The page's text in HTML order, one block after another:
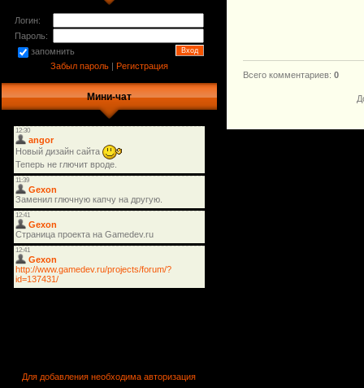
Логин:
Пароль:
запомнить
Забыл пароль | Регистрация
Мини-чат
Для добавления необходима авторизация
Всего комментариев: 0